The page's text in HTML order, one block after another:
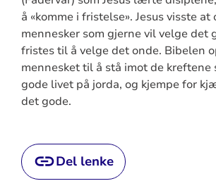
å «komme i fristelse». Jesus visste at
mennesker som gjerne vil velge det
fristes til å velge det onde. Bibelen
mennesket til å stå imot de kreftene
gode livet på jorda, og kjempe for
det gode.
Del lenke